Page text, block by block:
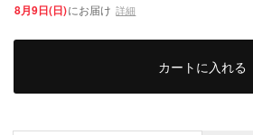
8月9日(日)にお届け 詳細
カートに入れる